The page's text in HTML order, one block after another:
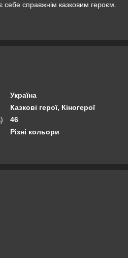
себе справжнім казковим героєм.
Україна
Казкові герої, Кіногерої
46
Різні кольори